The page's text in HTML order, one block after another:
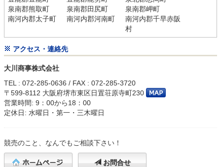
泉南郡熊取町
泉南郡田尻町
泉南郡岬町
南河内郡太子町
南河内郡河南町
南河内郡千早赤阪
村
アクセス・連絡先
大川商事株式会社
TEL : 072-285-0636 / FAX : 072-285-3720
〒599-8112 大阪府堺市東区日置荘原寺町230
営業時間: 9：00から18：00
定休日: 水曜日・第一・三木曜日
競売のこと、なんでもご相談下さい！
お問合せ